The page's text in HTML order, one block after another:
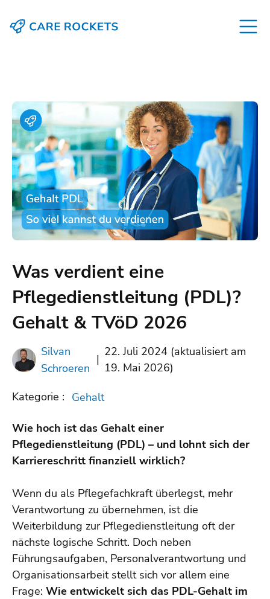
Was verdient eine
Pflegedienstleitung (PDL)?
Gehalt & TVöD 2026
Silvan
Schroeren
|
22. Juli 2024 (aktualisiert am
19. Mai 2026)
Kategorie : Gehalt
Wie hoch ist das Gehalt einer
Pflegedienstleitung (PDL) – und lohnt sich der
Karriereschritt finanziell wirklich?
Wenn du als Pflegefachkraft überlegst, mehr
Verantwortung zu übernehmen, ist die
Weiterbildung zur Pflegedienstleitung oft der
nächste logische Schritt. Doch neben
Führungsaufgaben, Personalverantwortung und
Organisationsarbeit stellt sich vor allem eine
Frage: Wie entwickelt sich das PDL-Gehalt im